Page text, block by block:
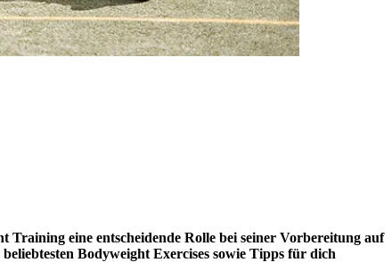
eine entscheidende Rolle bei seiner Vorbereitung auf
Bodyweight Exercises sowie Tipps für dich